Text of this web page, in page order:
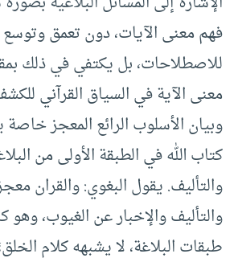
فهم معنى الآيات، دون تعمق
للاصطلاحات، بل يكتفي في ذلك
معنى الآية في السياق القرآني
وبيان الأسلوب الرائع المعجز
كتاب الله في الطبقة الأولى من
والتأليف. يقول البغوي: والقران
والتأليف والإخبار عن الغيوب، وهو
طبقات البلاغة، لا يشبهه كلام